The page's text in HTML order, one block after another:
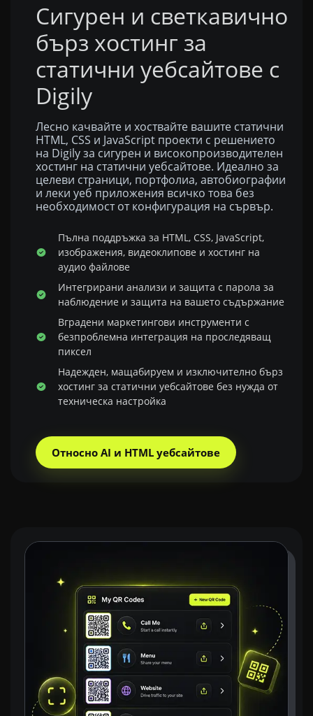
Сигурен и светкавично
бърз хостинг за
статични уебсайтове с
Digily
Лесно качвайте и хоствайте вашите статични
HTML, CSS и JavaScript проекти с решението
на Digily за сигурен и високопроизводителен
хостинг на статични уебсайтове. Идеално за
целеви страници, портфолиа, автобиографии
и леки уеб приложения всичко това без
необходимост от конфигурация на сървър.
Пълна поддръжка за HTML, CSS, JavaScript,
изображения, видеоклипове и хостинг на
аудио файлове
Интегрирани анализи и защита с парола за
наблюдение и защита на вашето съдържание
Вградени маркетингови инструменти с
безпроблемна интеграция на проследяващ
пиксел
Надежден, мащабируем и изключително бърз
хостинг за статични уебсайтове без нужда от
техническа настройка
Относно AI и HTML уебсайтове